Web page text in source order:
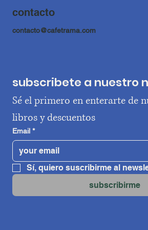
contacto
contacto@cafetrama.com
subscribete a nuestro
Sé el primero en enterarte de
libros y descuentos
Email *
Sí, quiero suscribirme al
subscribirme